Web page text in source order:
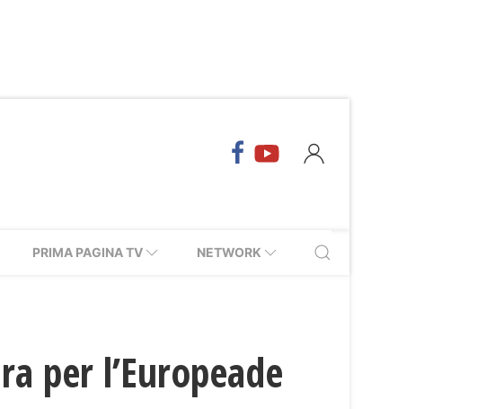
PRIMA PAGINA TV NETWORK
per l’Europeade